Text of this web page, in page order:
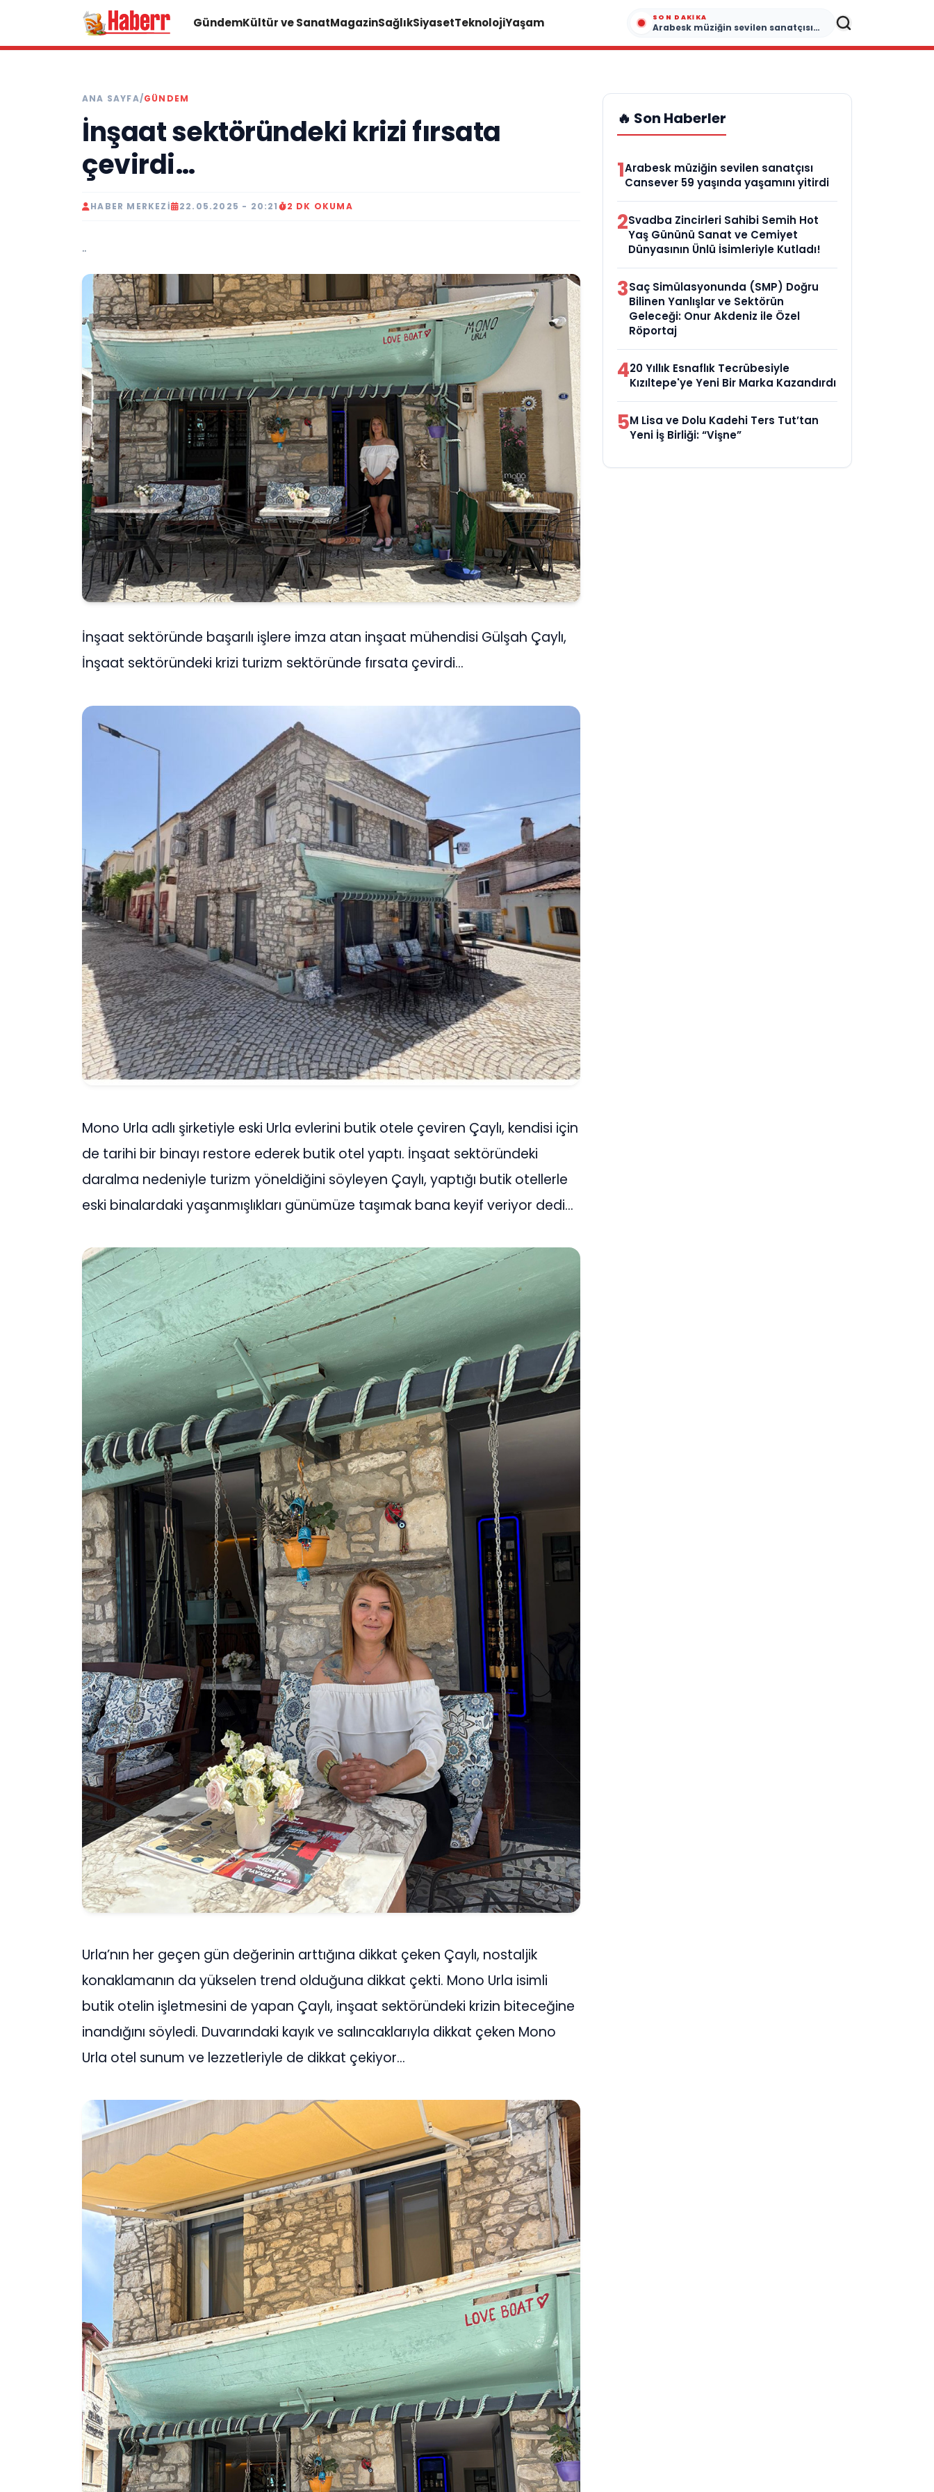
GündemKültür ve SanatMagazinSağlıkSiyasetTeknolojiYaşam SON DAKIKA
Arabesk müziğin sevilen sanatçısı Cansever 59 yaşında yaşamını yitirdi
ANA SAYFA/GÜNDEM
İnşaat sektöründeki krizi fırsata
çevirdi…
HABER MERKEZI 22.05.2025 - 20:21 2 DK OKUMA
..
İnşaat sektöründe başarılı işlere imza atan inşaat mühendisi Gülşah Çaylı,
İnşaat sektöründeki krizi turizm sektöründe fırsata çevirdi…
Mono Urla adlı şirketiyle eski Urla evlerini butik otele çeviren Çaylı, kendisi için
de tarihi bir binayı restore ederek butik otel yaptı. İnşaat sektöründeki
daralma nedeniyle turizm yöneldiğini söyleyen Çaylı, yaptığı butik otellerle
eski binalardaki yaşanmışlıkları günümüze taşımak bana keyif veriyor dedi…
Urla’nın her geçen gün değerinin arttığına dikkat çeken Çaylı, nostaljik
konaklamanın da yükselen trend olduğuna dikkat çekti. Mono Urla isimli
butik otelin işletmesini de yapan Çaylı, inşaat sektöründeki krizin biteceğine
inandığını söyledi. Duvarındaki kayık ve salıncaklarıyla dikkat çeken Mono
Urla otel sunum ve lezzetleriyle de dikkat çekiyor…
🔥 Son Haberler
1Arabesk müziğin sevilen sanatçısı
Cansever 59 yaşında yaşamını yitirdi
2Svadba Zincirleri Sahibi Semih Hot
Yaş Gününü Sanat ve Cemiyet
Dünyasının Ünlü İsimleriyle Kutladı!
3Saç Simülasyonunda (SMP) Doğru
Bilinen Yanlışlar ve Sektörün
Geleceği: Onur Akdeniz ile Özel
Röportaj
420 Yıllık Esnaflık Tecrübesiyle
Kızıltepe'ye Yeni Bir Marka Kazandırdı
5M Lisa ve Dolu Kadehi Ters Tut’tan
Yeni İş Birliği: “Vişne”